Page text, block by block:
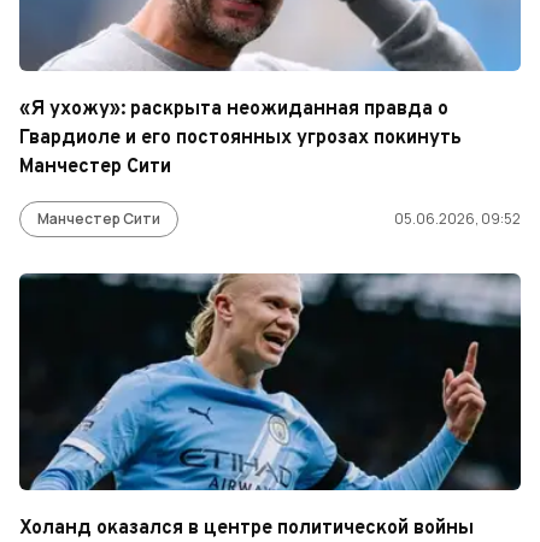
«Я ухожу»: раскрыта неожиданная правда о
Гвардиоле и его постоянных угрозах покинуть
Манчестер Сити
Манчестер Сити 05.06.2026, 09:52
Холанд оказался в центре политической войны